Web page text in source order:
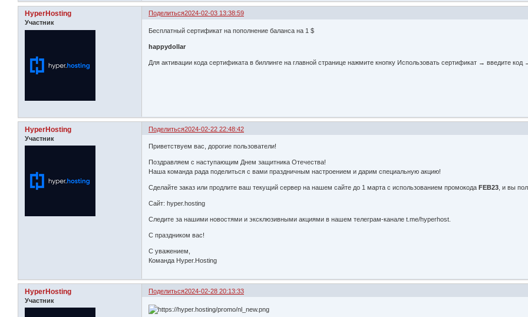
Поделиться2024-02-03 13:38:59
HyperHosting
Участник
Бесплатный сертификат на пополнение баланса на 1 $
happydollar
Для активации кода сертификата в биллинге на главной странице нажмите кнопку Использовать сертификат → введите
Поделиться2024-02-22 22:48:42
HyperHosting
Участник
Приветствуем вас, дорогие пользователи!
Поздравляем с наступающим Днем защитника Отечества!
Наша команда рада поделиться с вами праздничным настроением и дарим специальную акцию!
Сделайте заказ или продлите ваш текущий сервер на нашем сайте до 1 марта с использованием промокодаFEB23 , и вы
Сайт: hyper.hosting
Следите за нашими новостями и эксклюзивными акциями в нашем телеграм-канале t.me/hyperhost.
С праздником вас!
С уважением,
Команда Hyper.Hosting
Поделиться2024-02-28 20:13:33
HyperHosting
Участник